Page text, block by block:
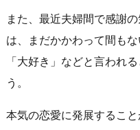
また、最近夫婦間で感謝
は、まだかかわって間も
「大好き」などと言われ
う。
本気の恋愛に発展するこ